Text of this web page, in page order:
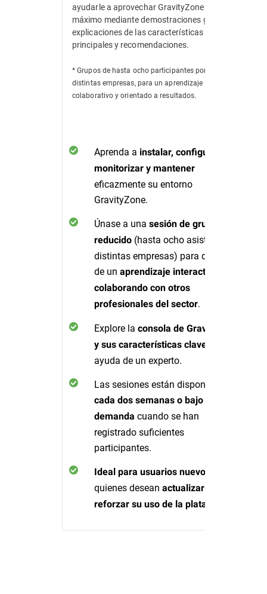
ayudarle a aprovechar GravityZone al
máximo mediante demostraciones guiadas,
explicaciones de las características
principales y recomendaciones.
* Grupos de hasta ocho participantes por sesión, de
distintas empresas, para un aprendizaje
colaborativo y orientado a resultados.
Aprenda a instalar, configurar,
monitorizar y mantener
eficazmente su entorno
GravityZone.
Únase a una sesión de grupo
reducido (hasta ocho asistentes de
distintas empresas) para disfrutar
de un aprendizaje interactivo
colaborando con otros
profesionales del sector.
Explore la consola de GravityZone
y sus características clave
ayuda de un experto.
Las sesiones están disponibles
cada dos semanas o bajo
demanda cuando se han
registrado suficientes
participantes.
Ideal para usuarios nuevos
quienes desean actualizar y
reforzar su uso de la plataforma